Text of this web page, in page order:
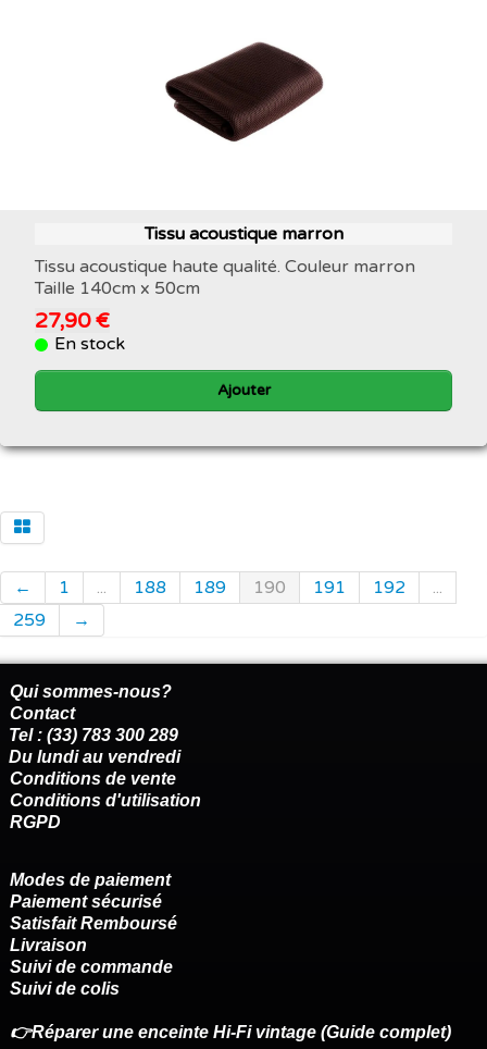
Tissu acoustique marron
Tissu acoustique haute qualité. Couleur marron
Taille 140cm x 50cm
27,90 €
En stock
Ajouter
← 1 ... 188 189 190 191 192
...
259
→
Qui sommes-nous?
Contact
Tel : (33) 783 300 289
Du lundi au vendredi
Conditions de vente
Conditions d'utilisation
RGPD
Modes de paiement
Paiement sécurisé
Satisfait Remboursé
Livraison
Suivi de commande
Suivi de colis
👉Réparer une enceinte Hi-Fi vintage (Guide complet)